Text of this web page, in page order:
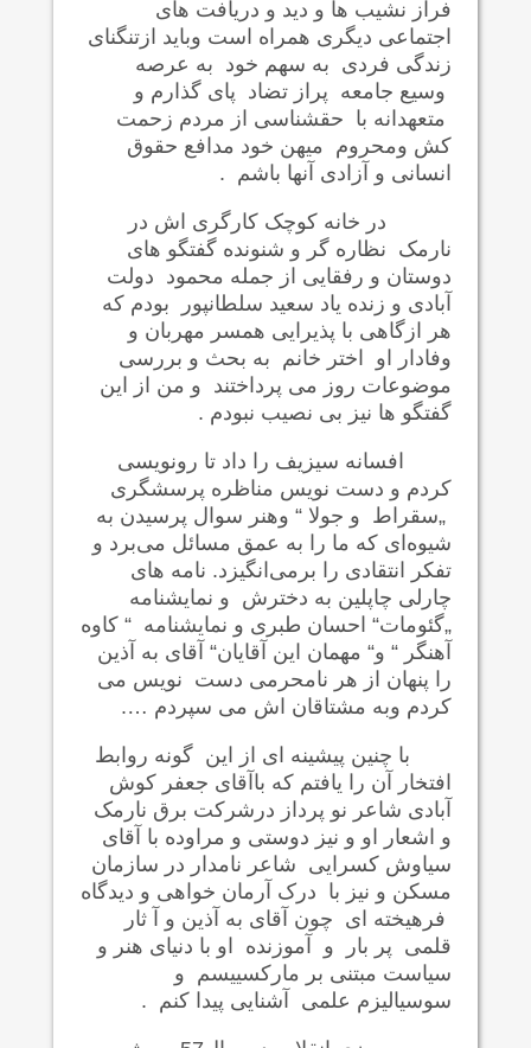
فراز نشیب ها و دید و دریافت های
اجتماعی دیگری همراه است وباید ازتنگنای
زندگی فردی به سهم خود به عرصه
وسیع جامعه پراز تضاد پای گذارم و
متعهدانه با حقشناسی از مردم زحمت
کش ومحروم میهن خود مدافع حقوق
انسانی و آزادی آنها باشم .
در خانه کوچک کارگری اش در
نارمک نظاره گر و شنونده گفتگو های
دوستان و رفقایی از جمله محمود دولت
آبادی و زنده یاد سعید سلطانپور بودم که
هر ازگاهی با پذیرایی همسر مهربان و
وفادار او اختر خانم به بحث و بررسی
موضوعات روز می پرداختند و من از این
گفتگو ها نیز بی نصیب نبودم .
افسانه سیزیف را داد تا رونویسی
کردم و دست نویس مناظره پرسشگری
„سقراط و جولا “ وهنر سوال پرسیدن به
شیوه‌ای که ما را به عمق مسائل می‌برد و
تفکر انتقادی را برمی‌انگیزد. نامه های
چارلی چاپلین به دخترش و نمایشنامه
„گئومات“ احسان طبری و نمایشنامه “ کاوه
آهنگر “ و“ مهمان این آقایان“ آقای به آذین
را پنهان از هر نامحرمی دست نویس می
کردم وبه مشتاقان اش می سپردم ….
با چنین پیشینه ای از این گونه روابط
افتخار آن را یافتم که باآقای جعفر کوش
آبادی شاعر نو پرداز درشرکت برق نارمک
و اشعار او و نیز دوستی و مراوده با آقای
سیاوش کسرایی شاعر نامدار در سازمان
مسکن و نیز با درک آرمان خواهی و دیدگاه
فرهیخته ای چون آقای به آذین و آ ثار
قلمی پر بار و آموزنده او با دنیای هنر و
سیاست مبتنی بر مارکسییسم و
سوسیالیزم علمی آشنایی پیدا کنم .